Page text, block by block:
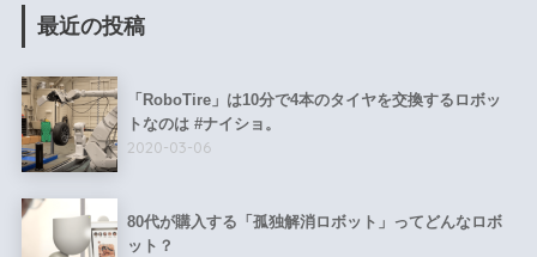
最近の投稿
「RoboTire」は10分で4本のタイヤを交換するロボッ
トなのは #ナイショ。
2020-03-06
80代が購入する「孤独解消ロボット」ってどんなロボ
ット？